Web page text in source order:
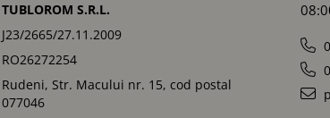
TUBLOROM S.R.L.
J23/2665/27.11.2009
RO26272254
Rudeni, Str. Macului nr. 15, cod postal
077046